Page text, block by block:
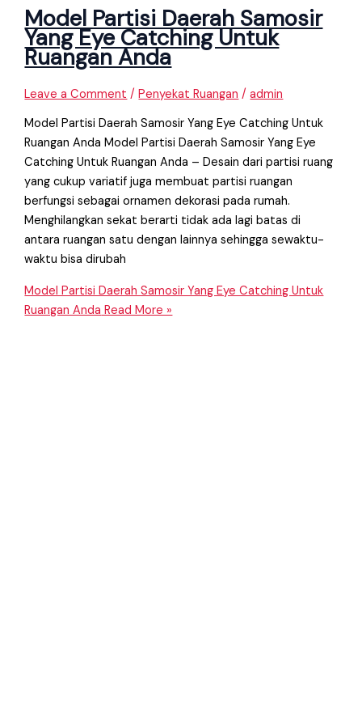
Model Partisi Daerah Samosir
Yang Eye Catching Untuk
Ruangan Anda
Leave a Comment /Penyekat Ruangan /admin
Model Partisi Daerah Samosir Yang Eye Catching Untuk
Ruangan Anda Model Partisi Daerah Samosir Yang Eye
Catching Untuk Ruangan Anda – Desain dari partisi ruang
yang cukup variatif juga membuat partisi ruangan
berfungsi sebagai ornamen dekorasi pada rumah.
Menghilangkan sekat berarti tidak ada lagi batas di
antara ruangan satu dengan lainnya sehingga sewaktu-
waktu bisa dirubah
Model Partisi Daerah Samosir Yang Eye Catching Untuk
Ruangan Anda Read More »